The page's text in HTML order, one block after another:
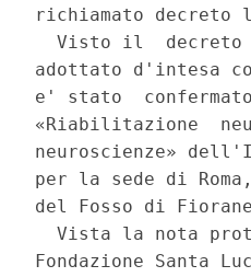
richiamato
Visto il  decreto
adottato d'intesa
e' stato
«Riabilitazione
neuroscienze»
per la sede di
del Fosso di
Vista la nota
Fondazione Santa